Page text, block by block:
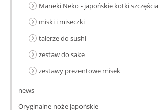
Maneki Neko - japońskie kotki szczęścia
miski i miseczki
talerze do sushi
zestaw do sake
zestawy prezentowe misek
news
Oryginalne noże japońskie